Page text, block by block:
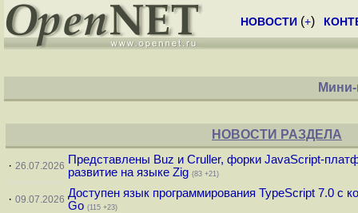
НОВОСТИ (+)
НОВОСТИ РАЗДЕЛА
· 26.07.2026 Представлены Buz и Cruller, форки JavaScript-
развитие на языке Zig (83 +21)
· 09.07.2026 Доступен язык программирования TypeScript 7.0 с
Go (115 +23)